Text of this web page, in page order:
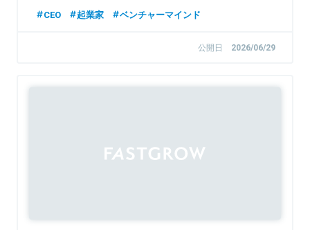
CEO 起業家 ベンチャーマインド
公開日 2026/06/29